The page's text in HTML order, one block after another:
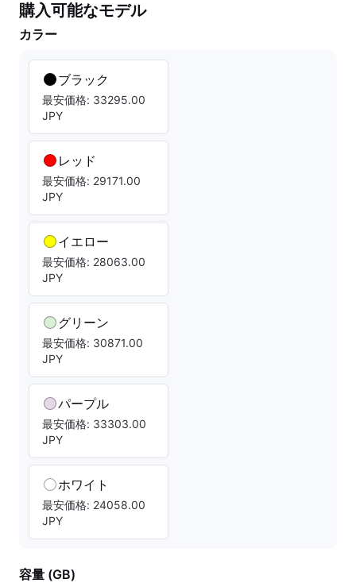
購入可能なモデル
カラー
ブラック
最安価格: 33295.00
JPY
レッド
最安価格: 29171.00
JPY
イエロー
最安価格: 28063.00
JPY
グリーン
最安価格: 30871.00
JPY
パープル
最安価格: 33303.00
JPY
ホワイト
最安価格: 24058.00
JPY
容量 (GB)